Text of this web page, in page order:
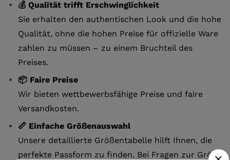
💰 Qualität trifft Erschwinglichkeit
Sie erhalten den authentischen Look und die hohe
Qualität, ohne die hohen Preise für offizielle Ware
zahlen zu müssen – zu einem Bruchteil des
Preises.
📦 Faire Preise
Wir bieten wettbewerbsfähige Preise und faire
Versandkosten.
📏 Einfache Größenauswahl
Unsere detaillierte Größentabelle hilft Ihnen, die
perfekte Passform zu finden. Bei Fragen zur Größe